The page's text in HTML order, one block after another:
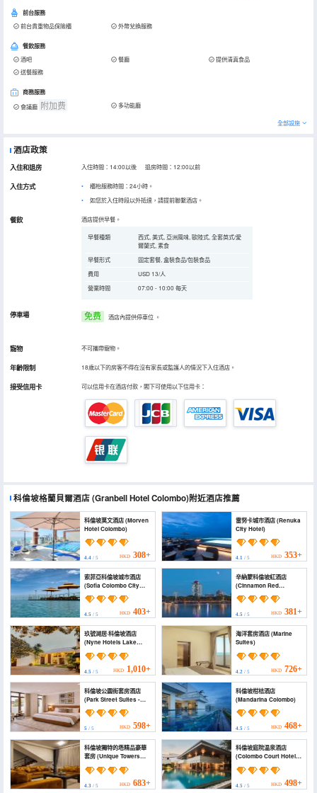
前台服務
前台貴重物品保險櫃 外幣兌換服務
餐飲服務
酒吧 餐廳
提供清真食品
送餐服務
商務服務
會議廳 附加费 多功能廳
全部設施
酒店政策
入住和退房 入住時間：14:00以後 退房時間：12:00以前
入住方式
櫃枱服務時間：24小時。
如您於入住時段以外抵達，請提前聯繫酒店。
餐飲 酒店提供早餐。
早餐種類
西式, 美式, 亞洲風味, 歐陸式, 全套英式/愛
爾蘭式, 素食
早餐形式
固定套餐, 盒裝食品/包裝食品
費用
USD 13/人
營業時間
07:00 - 10:00 每天
停車場 免费 酒店內提供停車位 。
寵物 不可攜帶寵物。
年齡限制 18歲以下的房客不得在沒有家長或監護人的情況下入住酒店。
接受信用卡 可以信用卡在酒店付款，閣下可使用以下信用卡：
科倫坡格蘭貝爾酒店(Granbell Hotel Colombo)附近酒店推薦
科倫坡莫文酒店 (Morven
Hotel Colombo)
4.4 / 5 HKD 308+
雷努卡城市酒店 (Renuka
City Hotel)
4.1/ 5 HKD 353+
索菲亞科倫坡城市酒店
(Sofia Colombo City
Hotel)
4.5 / 5 HKD 403+
辛納蒙科倫坡紅酒店
(Cinnamon Red
Colombo)
4.5/ 5 HKD 381+
玖號湖居·科倫坡酒店
(Nyne Hotels Lake
Lodge - Colombo)
4.5 / 5 HKD 1,010+
海洋套房酒店 (Marine
Suites)
4.2/ 5 HKD 726+
科倫坡公園街套房酒店
(Park Street Suites -
Colombo)
5 / 5 HKD 598+
科倫坡柑桔酒店
(Mandarina Colombo)
4.5/ 5 HKD 468+
科倫坡獨特的塔精品豪華
套房 (Unique Towers
Luxury Boutique
Suites)
4.3 / 5 HKD 683+
科倫坡庭院温泉酒店
(Colombo Court Hotel &
Spa)
4.5/ 5 HKD 498+